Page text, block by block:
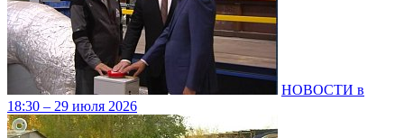
НОВОСТИ в
18:30 – 29 июля 2026